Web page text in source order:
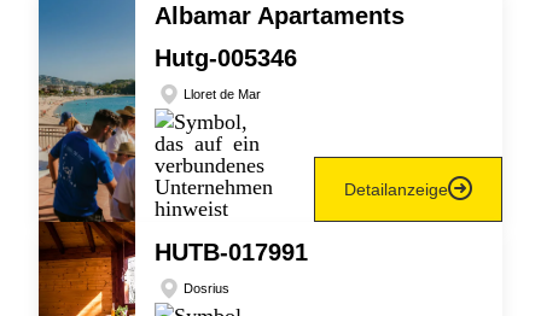
Albamar Apartaments
Hutg-005346
Lloret de Mar
Detailanzeige
HUTB-017991
Dosrius